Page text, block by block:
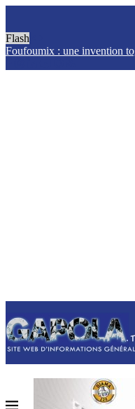
Flash
Foufoumix : une invention